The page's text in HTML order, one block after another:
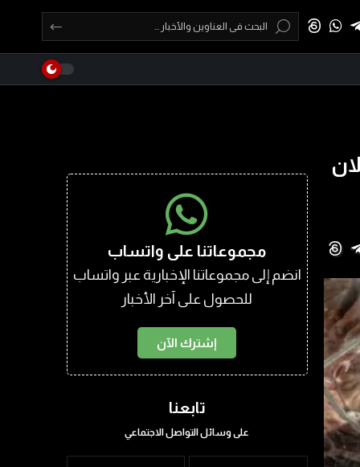
مجموعاتنا على واتساب
انضم إلى مجموعاتنا الإخبارية عبر واتساب
للحصول على آخر الأخبار
إشترك الآن
تابعنا
على وسائل التواصل الاجتماعي